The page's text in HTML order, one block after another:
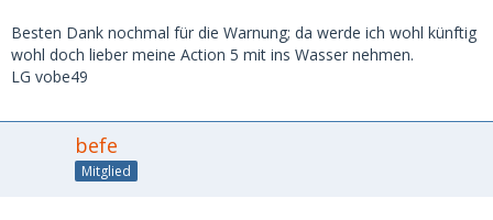
Besten Dank nochmal für die Warnung; da werde ich wohl künftig
wohl doch lieber meine Action 5 mit ins Wasser nehmen.
LG vobe49
befe
Mitglied